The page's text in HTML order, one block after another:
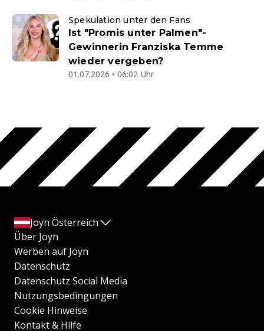
Spekulation unter den Fans
Ist "Promis unter Palmen"-
Gewinnerin Franziska Temme
wieder vergeben?
01.07.2026 • 06:02 Uhr
Joyn Österreich
Über Joyn
Werben auf Joyn
Datenschutz
Datenschutz Social Media
Nutzungsbedingungen
Cookie Hinweise
Kontakt & Hilfe